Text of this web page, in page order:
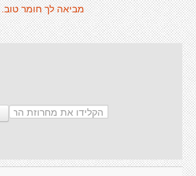
מביאה לך חומר טוב.